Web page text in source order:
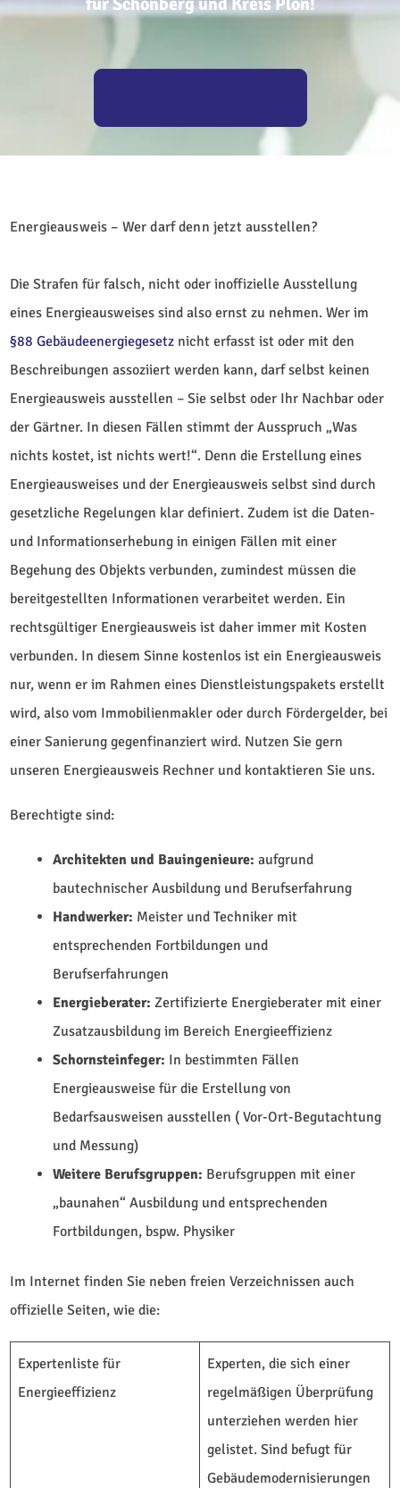
Energieausweis – Wer darf denn jetzt ausstellen?
Die Strafen für falsch, nicht oder inoffizielle Ausstellung
eines Energieausweises sind also ernst zu nehmen. Wer im
§88 Gebäudeenergiegesetz nicht erfasst ist oder mit den
Beschreibungen assoziiert werden kann, darf selbst keinen
Energieausweis ausstellen – Sie selbst oder Ihr Nachbar oder
der Gärtner. In diesen Fällen stimmt der Ausspruch „Was
nichts kostet, ist nichts wert!“. Denn die Erstellung eines
Energieausweises und der Energieausweis selbst sind durch
gesetzliche Regelungen klar definiert. Zudem ist die Daten-
und Informationserhebung in einigen Fällen mit einer
Begehung des Objekts verbunden, zumindest müssen die
bereitgestellten Informationen verarbeitet werden. Ein
rechtsgültiger Energieausweis ist daher immer mit Kosten
verbunden. In diesem Sinne kostenlos ist ein Energieausweis
nur, wenn er im Rahmen eines Dienstleistungspakets erstellt
wird, also vom Immobilienmakler oder durch Fördergelder, bei
einer Sanierung gegenfinanziert wird. Nutzen Sie gern
unseren Energieausweis Rechner und kontaktieren Sie uns.
Berechtigte sind:
Architekten und Bauingenieure: aufgrund
bautechnischer Ausbildung und Berufserfahrung
Handwerker: Meister und Techniker mit
entsprechenden Fortbildungen und
Berufserfahrungen
Energieberater: Zertifizierte Energieberater mit einer
Zusatzausbildung im Bereich Energieeffizienz
Schornsteinfeger: In bestimmten Fällen
Energieausweise für die Erstellung von
Bedarfsausweisen ausstellen ( Vor-Ort-Begutachtung
und Messung)
Weitere Berufsgruppen: Berufsgruppen mit einer
„baunahen“ Ausbildung und entsprechenden
Fortbildungen, bspw. Physiker
Im Internet finden Sie neben freien Verzeichnissen auch
offizielle Seiten, wie die:
Expertenliste für
Energieeffizienz
Experten, die sich einer
regelmäßigen Überprüfung
unterziehen werden hier
gelistet. Sind befugt für
Gebäudemodernisierungen